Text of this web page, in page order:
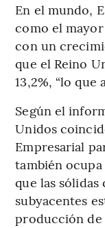
En el mundo,
como el
con un
que el Reino
13,2%, “lo que
Según el
Unidos
Empresarial
también
que las
subyacentes
producción de